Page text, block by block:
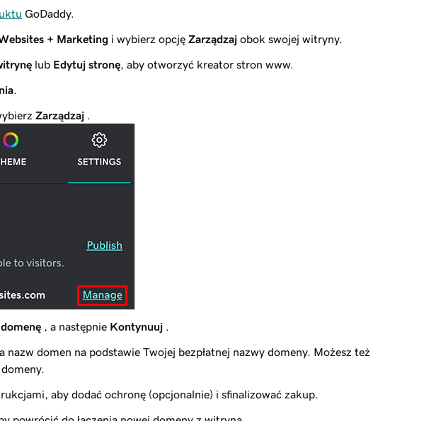
GoDaddy.
+ Marketing i wybierz opcję Zarządzaj obok swojej witryny.
lub Edytuj stronę , aby otworzyć kreator stron www.
Zarządzaj
, a następnie Kontynuuj
nazw domen na podstawie Twojej bezpłatnej nazwy domeny. Możesz też
aby dodać ochronę (opcjonalnie) i sfinalizować zakup.